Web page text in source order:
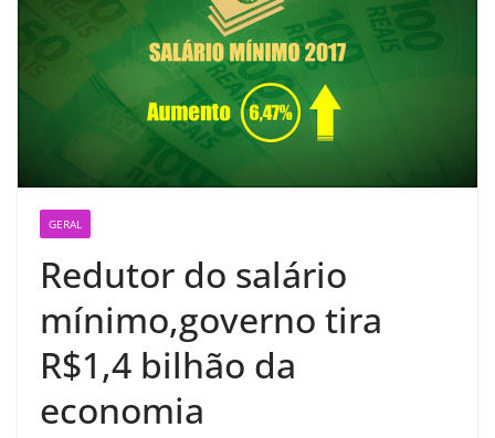
GERAL
Redutor do salário
mínimo,governo tira
R$1,4 bilhão da
economia